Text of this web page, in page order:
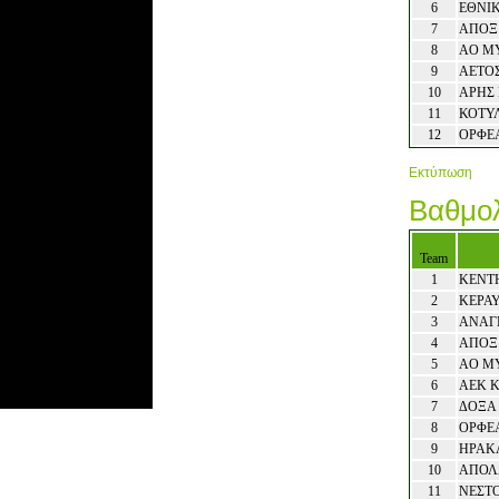
6
7
ΑΠΟΞ
8
ΑΟ
9
10
ΑΡΗΣ
11
12
Εκτύπωση
Team
1
2
3
4
ΑΠΟΞ
5
ΑΟ
6
ΑΕΚ
7
ΔΟΞΑ
8
9
10
11